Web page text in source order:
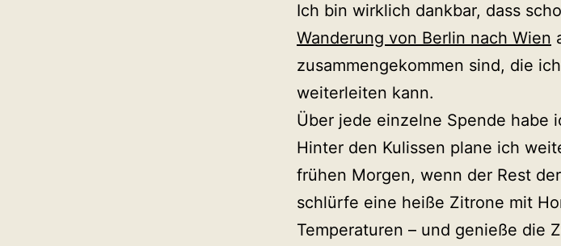
Ich bin wirklich dankbar, dass
Wanderung von Berlin nach Wien
zusammengekommen sind, die
weiterleiten kann.
Über jede einzelne Spende habe
Hinter den Kulissen plane ich
frühen Morgen, wenn der Rest
schlürfe eine heiße Zitrone mit
Temperaturen – und genieße die